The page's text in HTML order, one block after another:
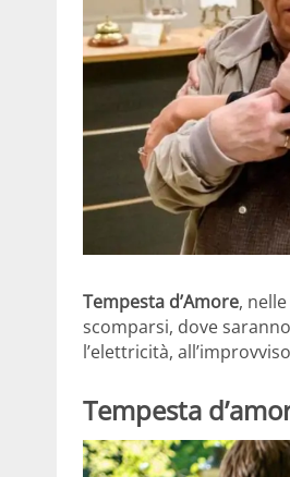
Tempesta d’Amore,
scomparsi, dove
l’elettricità,
Tempesta